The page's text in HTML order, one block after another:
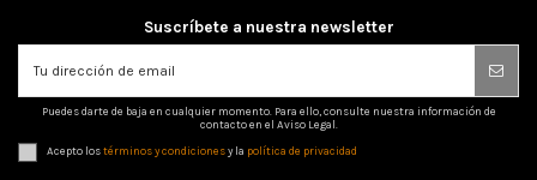
Suscríbete a nuestra newsletter
Puedes darte de baja en cualquier momento. Para ello, consulte nuestra información de
contacto en el Aviso Legal.
Acepto lostérminos y condicionesy la política de privacidad